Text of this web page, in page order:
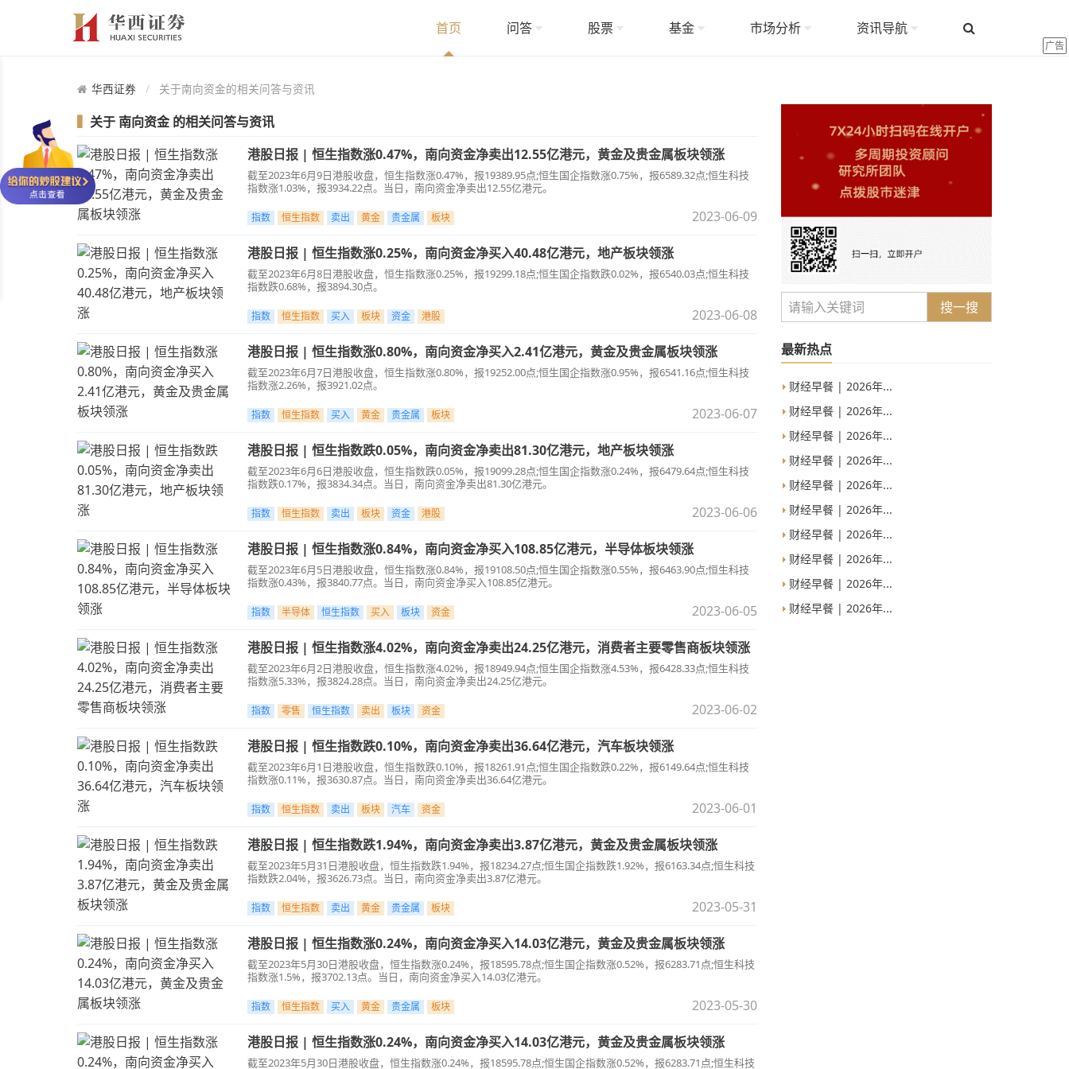
首页 问答 股票 基金 市场分析 资讯导航
广告
华西证券 关于南向资金的相关问答与资讯
关于 南向资金 的相关问答与资讯
港股日报 | 恒生指数涨0.47%，南向资金净卖出12.55亿港元，黄金及贵金属板块领涨
截至2023年6月9日港股收盘，恒生指数涨0.47%，报19389.95点;恒生国企指数涨0.75%，报6589.32点;恒生科技
指数涨1.03%，报3934.22点。当日，南向资金净卖出12.55亿港元。
指数 恒生指数 卖出 黄金 贵金属 板块 2023-06-09
港股日报 | 恒生指数涨0.25%，南向资金净买入40.48亿港元，地产板块领涨
截至2023年6月8日港股收盘，恒生指数涨0.25%，报19299.18点;恒生国企指数跌0.02%，报6540.03点;恒生科技
指数跌0.68%，报3894.30点。
指数 恒生指数 买入 板块 资金 港股 2023-06-08
港股日报 | 恒生指数涨0.80%，南向资金净买入2.41亿港元，黄金及贵金属板块领涨
截至2023年6月7日港股收盘，恒生指数涨0.80%，报19252.00点;恒生国企指数涨0.95%，报6541.16点;恒生科技
指数涨2.26%，报3921.02点。
指数 恒生指数 买入 黄金 贵金属 板块 2023-06-07
港股日报 | 恒生指数跌0.05%，南向资金净卖出81.30亿港元，地产板块领涨
截至2023年6月6日港股收盘，恒生指数跌0.05%，报19099.28点;恒生国企指数涨0.24%，报6479.64点;恒生科技
指数跌0.17%，报3834.34点。当日，南向资金净卖出81.30亿港元。
指数 恒生指数 卖出 板块 资金 港股 2023-06-06
港股日报 | 恒生指数涨0.84%，南向资金净买入108.85亿港元，半导体板块领涨
截至2023年6月5日港股收盘，恒生指数涨0.84%，报19108.50点;恒生国企指数涨0.55%，报6463.90点;恒生科技
指数涨0.43%，报3840.77点。当日，南向资金净买入108.85亿港元。
指数 半导体 恒生指数 买入 板块 资金 2023-06-05
港股日报 | 恒生指数涨4.02%，南向资金净卖出24.25亿港元，消费者主要零售商板块领涨
截至2023年6月2日港股收盘，恒生指数涨4.02%，报18949.94点;恒生国企指数涨4.53%，报6428.33点;恒生科技
指数涨5.33%，报3824.28点。当日，南向资金净卖出24.25亿港元。
指数 零售 恒生指数 卖出 板块 资金 2023-06-02
港股日报 | 恒生指数跌0.10%，南向资金净卖出36.64亿港元，汽车板块领涨
截至2023年6月1日港股收盘，恒生指数跌0.10%，报18261.91点;恒生国企指数跌0.22%，报6149.64点;恒生科技
指数涨0.11%，报3630.87点。当日，南向资金净卖出36.64亿港元。
指数 恒生指数 卖出 板块 汽车 资金 2023-06-01
港股日报 | 恒生指数跌1.94%，南向资金净卖出3.87亿港元，黄金及贵金属板块领涨
截至2023年5月31日港股收盘，恒生指数跌1.94%，报18234.27点;恒生国企指数跌1.92%，报6163.34点;恒生科技
指数跌2.04%，报3626.73点。当日，南向资金净卖出3.87亿港元。
指数 恒生指数 卖出 黄金 贵金属 板块 2023-05-31
港股日报 | 恒生指数涨0.24%，南向资金净买入14.03亿港元，黄金及贵金属板块领涨
截至2023年5月30日港股收盘，恒生指数涨0.24%，报18595.78点;恒生国企指数涨0.52%，报6283.71点;恒生科技
指数涨1.5%，报3702.13点。当日，南向资金净买入14.03亿港元。
指数 恒生指数 买入 黄金 贵金属 板块 2023-05-30
港股日报 | 恒生指数涨0.24%，南向资金净买入14.03亿港元，黄金及贵金属板块领涨
截至2023年5月30日港股收盘，恒生指数涨0.24%，报18595.78点;恒生国企指数涨0.52%，报6283.71点;恒生科技
搜一搜
最新热点
财经早餐 | 2026年...
财经早餐 | 2026年...
财经早餐 | 2026年...
财经早餐 | 2026年...
财经早餐 | 2026年...
财经早餐 | 2026年...
财经早餐 | 2026年...
财经早餐 | 2026年...
财经早餐 | 2026年...
财经早餐 | 2026年...